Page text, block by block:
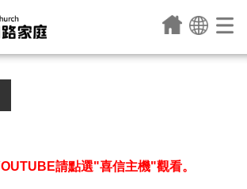
請點選"喜信主機"觀看。